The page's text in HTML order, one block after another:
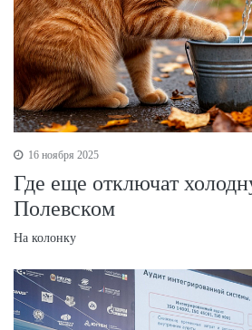
16 ноября 2025
Где еще отключат
Полевском
На колонку